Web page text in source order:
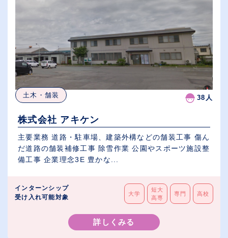
土木・舗装 38人
株式会社 アキケン
主要業務 道路・駐車場、建築外構などの舗装工事 傷ん
だ道路の舗装補修工事 除雪作業 公園やスポーツ施設整
備工事 企業理念3E 豊かな...
インターンシップ
受け入れ可能対象
大学
短大
高専
専門 高校
詳しくみる